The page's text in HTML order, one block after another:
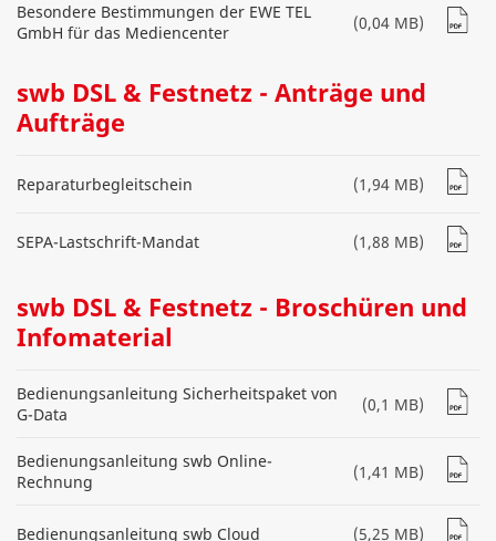
Besondere Bestimmungen der EWE TEL
GmbH für das Mediencenter
(0,04 MB)
swb DSL & Festnetz - Anträge und
Aufträge
Reparaturbegleitschein (1,94 MB)
SEPA-Lastschrift-Mandat (1,88 MB)
swb DSL & Festnetz - Broschüren und
Infomaterial
Bedienungsanleitung Sicherheitspaket von
G-Data
(0,1 MB)
Bedienungsanleitung swb Online-
Rechnung
(1,41 MB)
Bedienungsanleitung swb Cloud (5,25 MB)